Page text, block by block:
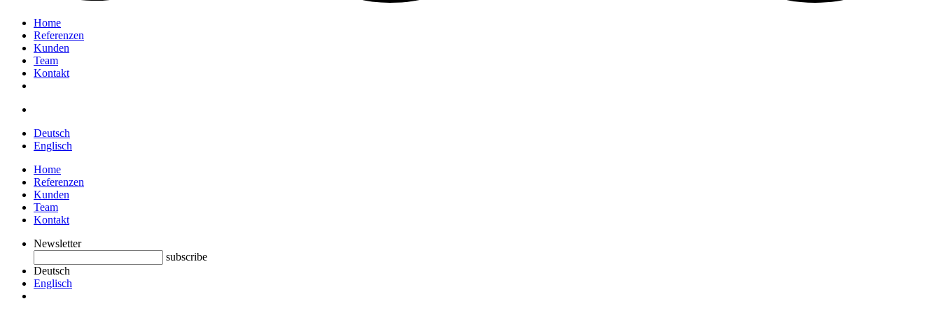
Home
Referenzen
Kunden
Team
Kontakt
Deutsch
Englisch
Home
Referenzen
Kunden
Team
Kontakt
Newsletter
subscribe
Deutsch
Englisch